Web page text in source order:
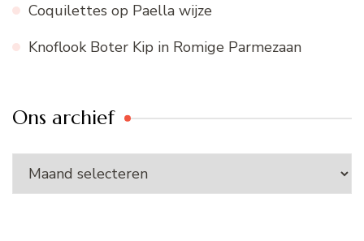
Coquilettes op Paella wijze
Knoflook Boter Kip in Romige Parmezaan
Ons archief
Ons
archief